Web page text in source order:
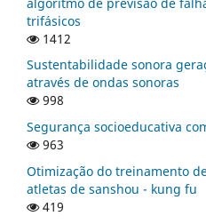
trifásicos
1412
Sustentabilidade sonora
através de ondas sonoras
998
Segurança socioeducativa
963
Otimização do treinamento
atletas de sanshou - kung fu
419